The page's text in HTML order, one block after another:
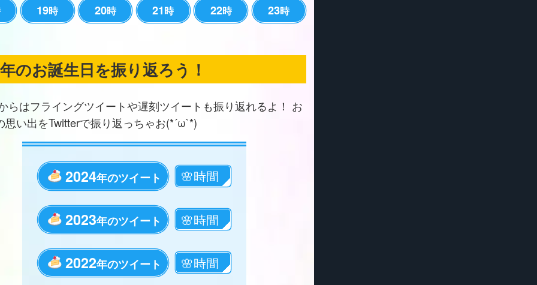
19時 20時 21時 22時 23時
のお誕生日を振り返ろう！
らはフライングツイートや遅刻ツイートも振り返れるよ！ お
思い出をTwitterで振り返っちゃお(*´ω`*)
2024年のツイート
2023年のツイート
2022年のツイート